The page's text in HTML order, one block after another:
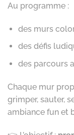
Au programme :
des murs
des défis
des parcours
Chaque mur
grimper, sauter,
ambiance fun et